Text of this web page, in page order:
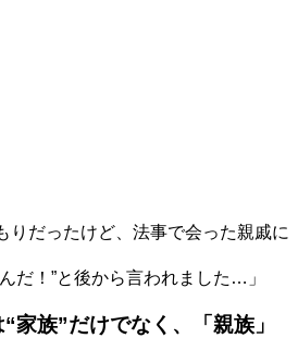
りだったけど、法事で会った親戚に
だ！”と後から言われました…」
家族”だけでなく、「親族」